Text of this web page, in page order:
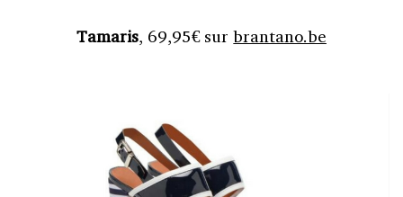
Tamaris, 69,95€ surbrantano.be